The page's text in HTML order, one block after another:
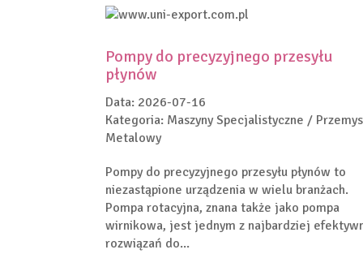
Pompy do precyzyjnego przesyłu
płynów
Data: 2026-07-16
Kategoria: Maszyny Specjalistyczne /
Metalowy
Pompy do precyzyjnego przesyłu płynów to
niezastąpione urządzenia w wielu branżach.
Pompa rotacyjna, znana także jako pompa
wirnikowa, jest jednym z najbardziej
rozwiązań do...